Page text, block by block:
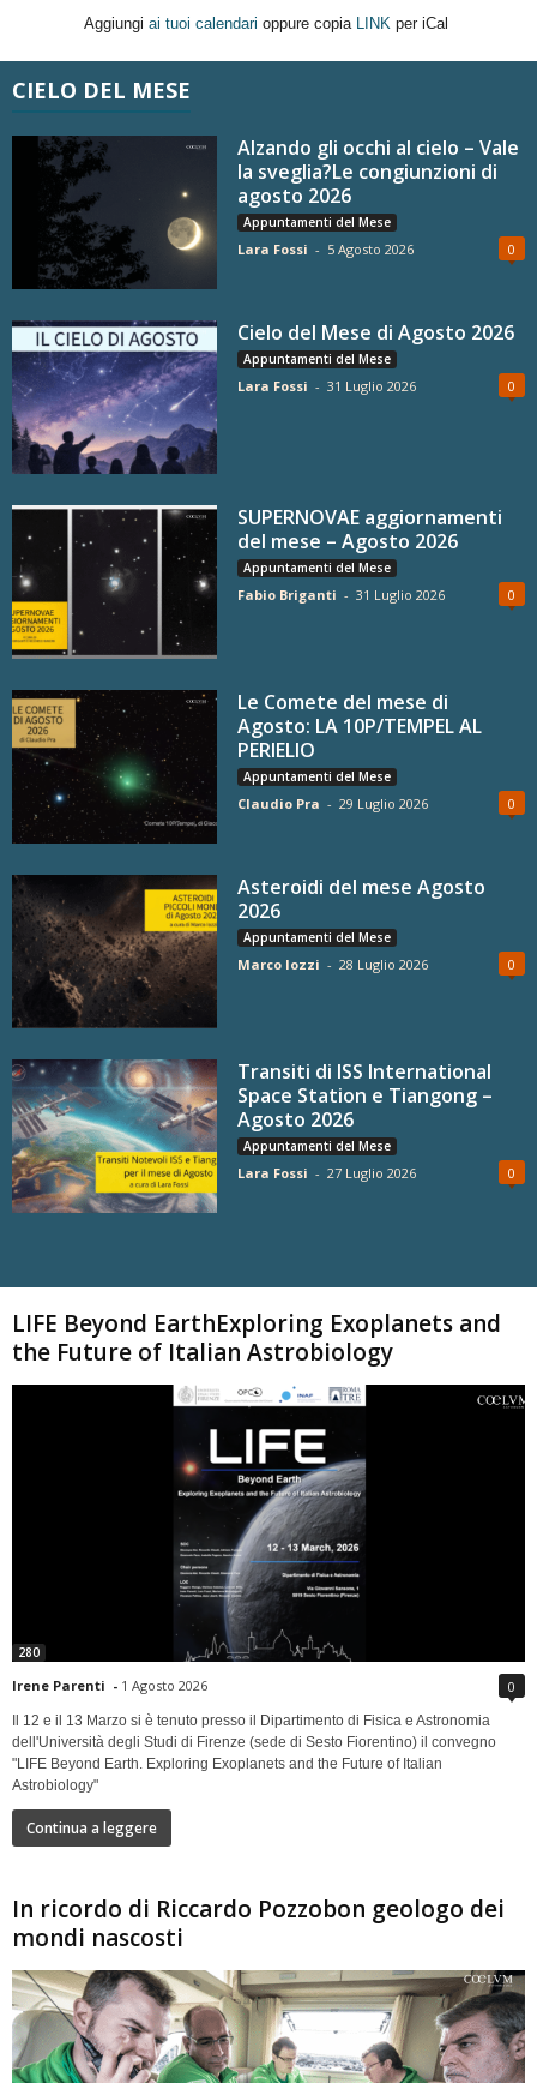
Aggiungi ai tuoi calendari oppure copia LINK per iCal
CIELO DEL MESE
Alzando gli occhi al cielo – Vale
la sveglia?Le congiunzioni di
agosto 2026
Appuntamenti del Mese
Lara Fossi - 5 Agosto 2026 0
Cielo del Mese di Agosto 2026
Appuntamenti del Mese
Lara Fossi - 31 Luglio 2026 0
SUPERNOVAE aggiornamenti
del mese – Agosto 2026
Appuntamenti del Mese
Fabio Briganti - 31 Luglio 2026 0
Le Comete del mese di
Agosto: LA 10P/TEMPEL AL
PERIELIO
Appuntamenti del Mese
Claudio Pra - 29 Luglio 2026 0
Asteroidi del mese Agosto
2026
Appuntamenti del Mese
Marco Iozzi - 28 Luglio 2026 0
Transiti di ISS International
Space Station e Tiangong –
Agosto 2026
Appuntamenti del Mese
Lara Fossi - 27 Luglio 2026 0
LIFE Beyond EarthExploring Exoplanets and
the Future of Italian Astrobiology
280
Irene Parenti - 1 Agosto 2026 0
Il 12 e il 13 Marzo si è tenuto presso il Dipartimento di Fisica e Astronomia
dell'Università degli Studi di Firenze (sede di Sesto Fiorentino) il convegno
"LIFE Beyond Earth. Exploring Exoplanets and the Future of Italian
Astrobiology"
Continua a leggere
In ricordo di Riccardo Pozzobon geologo dei
mondi nascosti